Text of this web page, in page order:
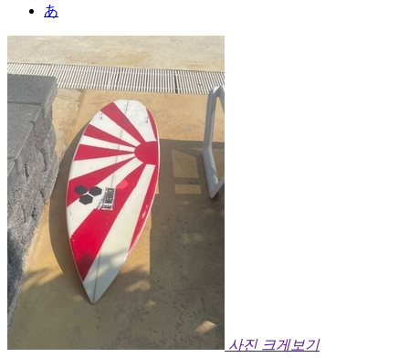
あ
사진 크게보기